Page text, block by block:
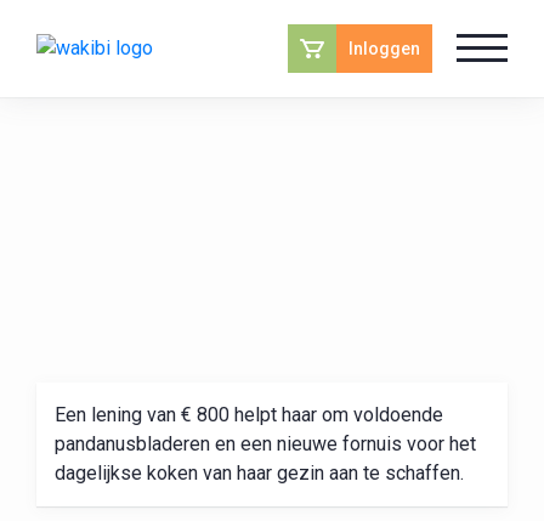
Inloggen
Een lening van € 800 helpt haar om voldoende
pandanusbladeren en een nieuwe fornuis voor het
dagelijkse koken van haar gezin aan te schaffen.